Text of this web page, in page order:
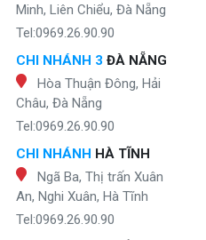
Minh, Liên Chiểu, Đà Nẵng
Tel:0969.26.90.90
CHI NHÁNH 3 ĐÀ NẴNG
Hòa Thuận Đông, Hải
Châu, Đà Nẵng
Tel:0969.26.90.90
CHI NHÁNH HÀ TĨNH
Ngã Ba, Thị trấn Xuân
An, Nghi Xuân, Hà Tĩnh
Tel:0969.26.90.90